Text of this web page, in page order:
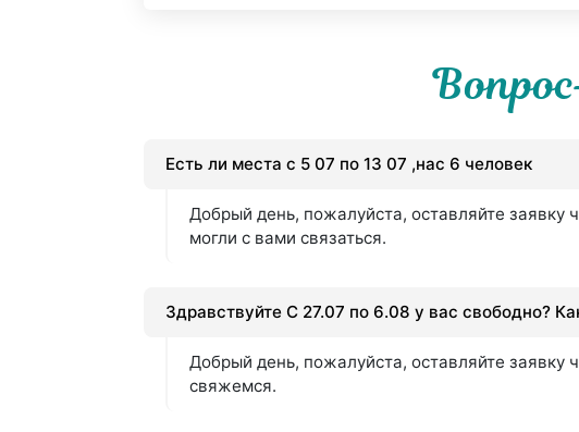
Есть ли места с 5 07 по 13 07 ,нас 6 человек
Добрый день, пожалуйста, оставляйте
могли с вами связаться.
Здравствуйте С 27.07 по 6.08 у вас свободно?
Добрый день, пожалуйста, оставляйте
свяжемся.